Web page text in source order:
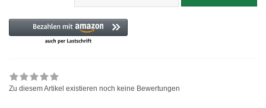
Zu diesem Artikel existieren noch keine Bewertungen